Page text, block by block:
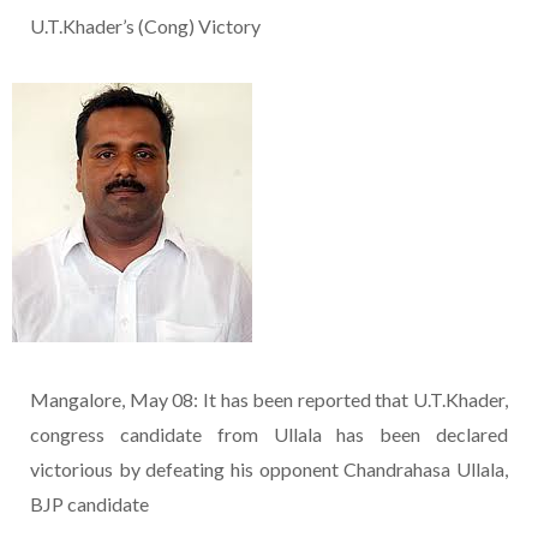
U.T.Khader’s (Cong) Victory
Mangalore, May 08: It has been reported that U.T.Khader,
congress candidate from Ullala has been declared
victorious by defeating his opponent Chandrahasa Ullala,
BJP candidate